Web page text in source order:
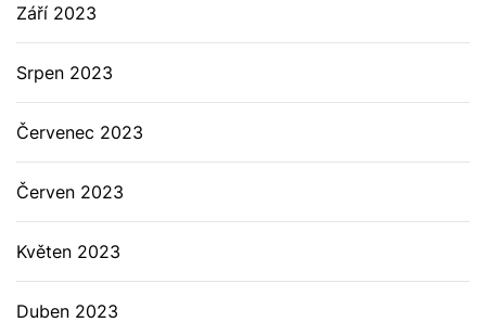
Září 2023
Srpen 2023
Červenec 2023
Červen 2023
Květen 2023
Duben 2023